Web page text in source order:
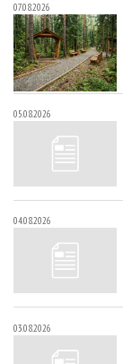
07.08.2026
05.08.2026
04.08.2026
03.08.2026